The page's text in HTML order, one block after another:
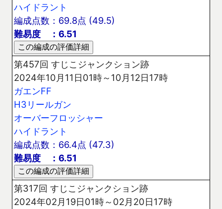
ハイドラント
編成点数：69.8点 (49.5)
難易度 ：6.51
第457回 すじこジャンクション跡
2024年10月11日01時～10月12日17時
ガエンFF
H3リールガン
オーバーフロッシャー
ハイドラント
編成点数：66.4点 (47.3)
難易度 ：6.51
第317回 すじこジャンクション跡
2024年02月19日01時～02月20日17時